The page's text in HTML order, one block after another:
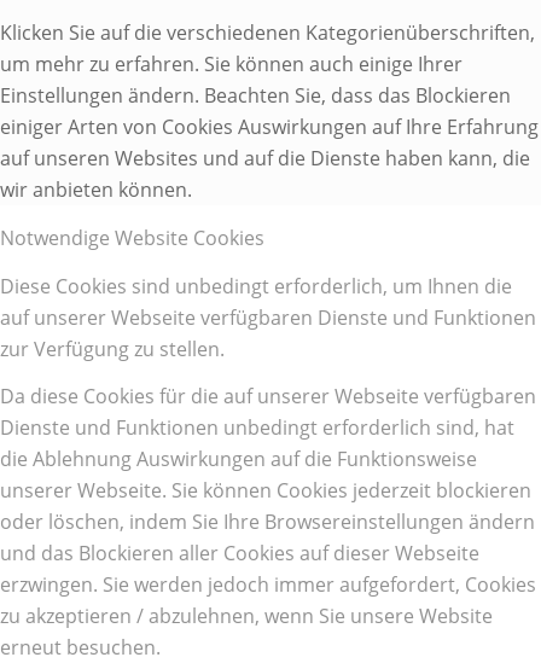
Klicken Sie auf die verschiedenen Kategorienüberschriften,
um mehr zu erfahren. Sie können auch einige Ihrer
Einstellungen ändern. Beachten Sie, dass das Blockieren
einiger Arten von Cookies Auswirkungen auf Ihre Erfahrung
auf unseren Websites und auf die Dienste haben kann, die
wir anbieten können.
Notwendige Website Cookies
Diese Cookies sind unbedingt erforderlich, um Ihnen die
auf unserer Webseite verfügbaren Dienste und Funktionen
zur Verfügung zu stellen.
Da diese Cookies für die auf unserer Webseite verfügbaren
Dienste und Funktionen unbedingt erforderlich sind, hat
die Ablehnung Auswirkungen auf die Funktionsweise
unserer Webseite. Sie können Cookies jederzeit blockieren
oder löschen, indem Sie Ihre Browsereinstellungen ändern
und das Blockieren aller Cookies auf dieser Webseite
erzwingen. Sie werden jedoch immer aufgefordert, Cookies
zu akzeptieren / abzulehnen, wenn Sie unsere Website
erneut besuchen.